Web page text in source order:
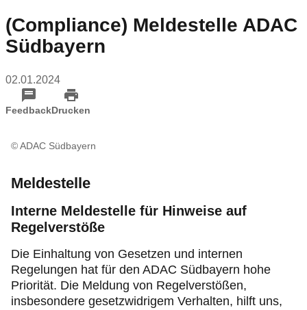
Geschäftsstellen & Reisebüros
Verkehr & Mobilität
Ihr ADAC Südbayern e.V.
(Compliance) Meldestelle ADAC
Südbayern
02.01.2024
FeedbackDrucken
© ADAC Südbayern
Meldestelle
Interne Meldestelle für Hinweise ​auf
Regelverstöße
Die Einhaltung von Gesetzen und internen
Regelungen hat für den ADAC Südbayern hohe
Priorität. Die Meldung von Regelverstößen,
insbesondere gesetzwidrigem Verhalten, hilft uns,